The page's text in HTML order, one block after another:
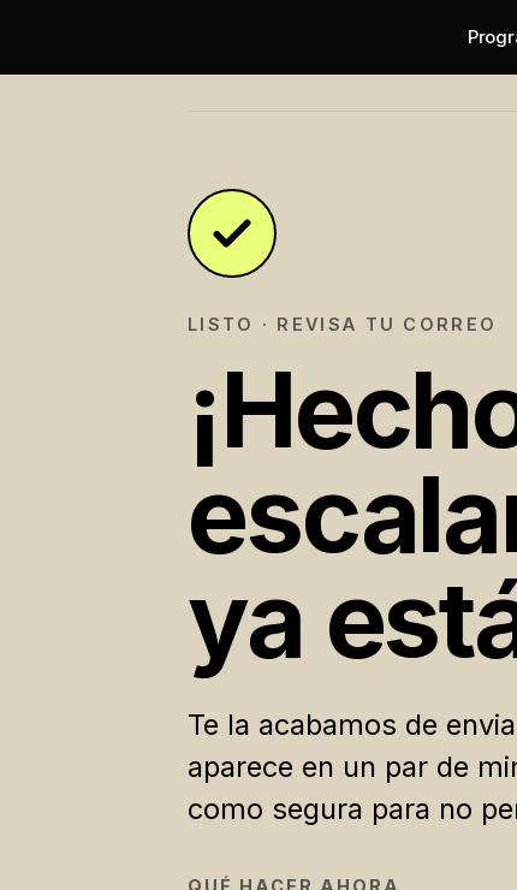
LISTO · REVISA TU CORREO
ya
Te la acabamos de
aparece en un par de
como segura para no
QUÉ HACER AHORA